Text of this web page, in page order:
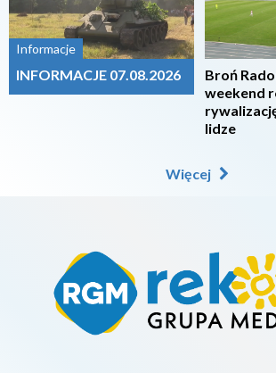
Informacje
INFORMACJE 07.08.2026
Broń
weekend
lidze
Więcej